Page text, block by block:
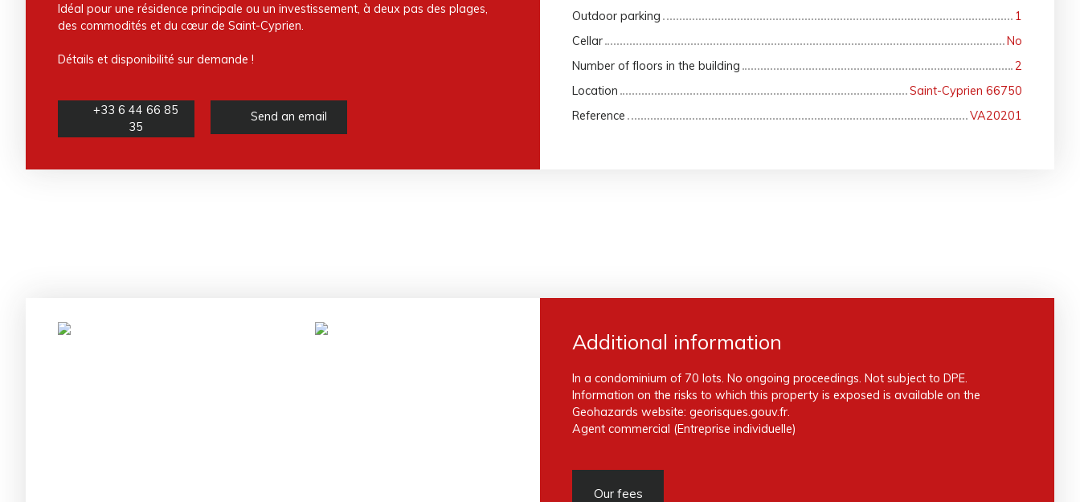
Idéal pour une résidence principale ou un investissement, à deux pas des plages,
des commodités et du cœur de Saint-Cyprien.
Détails et disponibilité sur demande !
+33 6 44 66 85
35
Send an email
Outdoor parking
1
Cellar
No
Number of floors in the building
2
Location
Saint-Cyprien 66750
Reference
VA20201
Additional information
In a condominium of 70 lots. No ongoing proceedings. Not subject to DPE.
Information on the risks to which this property is exposed is available on the
Geohazards website: georisques.gouv.fr.
Agent commercial (Entreprise individuelle)
Our fees